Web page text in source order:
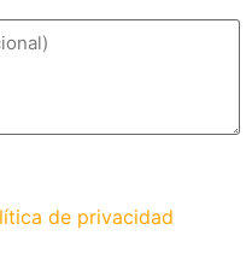
de privacidad